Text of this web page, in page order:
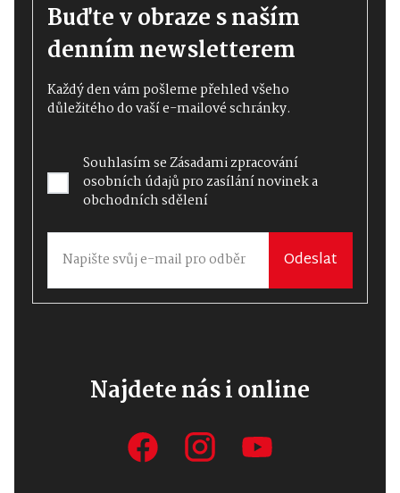
Buďte v obraze s naším
denním newsletterem
Každý den vám pošleme přehled všeho
důležitého do vaší e-mailové schránky.
Souhlasím seZásadami zpracování
osobních údajůpro zasílání novinek a
obchodních sdělení
Odeslat
Najdete nás i online